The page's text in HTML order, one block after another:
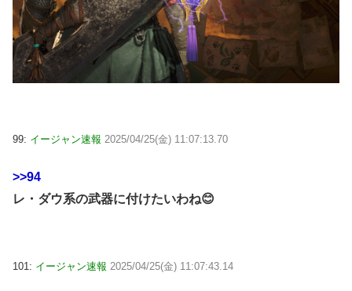
99: イージャン速報 2025/04/25(金) 11:07:13.70
>>94
レ・ダウ系の武器に付けたいわね😊
101: イージャン速報 2025/04/25(金) 11:07:43.14